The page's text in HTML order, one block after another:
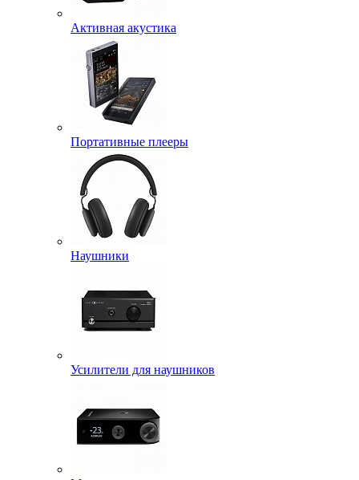
Активная акустика
Портативные плееры
Наушники
Усилители для наушников